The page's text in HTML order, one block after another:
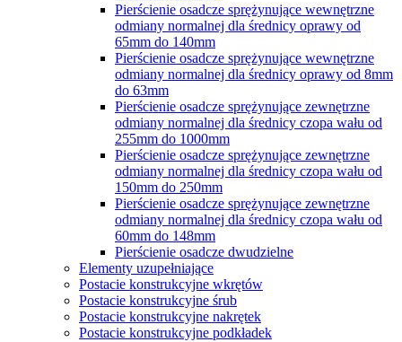
Pierścienie osadcze sprężynujące wewnętrzne
odmiany normalnej dla średnicy oprawy od
65mm do 140mm
Pierścienie osadcze sprężynujące wewnętrzne
odmiany normalnej dla średnicy oprawy od 8mm
do 63mm
Pierścienie osadcze sprężynujące zewnętrzne
odmiany normalnej dla średnicy czopa wału od
255mm do 1000mm
Pierścienie osadcze sprężynujące zewnętrzne
odmiany normalnej dla średnicy czopa wału od
150mm do 250mm
Pierścienie osadcze sprężynujące zewnętrzne
odmiany normalnej dla średnicy czopa wału od
60mm do 148mm
Pierścienie osadcze dwudzielne
Elementy uzupełniające
Postacie konstrukcyjne wkrętów
Postacie konstrukcyjne śrub
Postacie konstrukcyjne nakrętek
Postacie konstrukcyjne podkładek